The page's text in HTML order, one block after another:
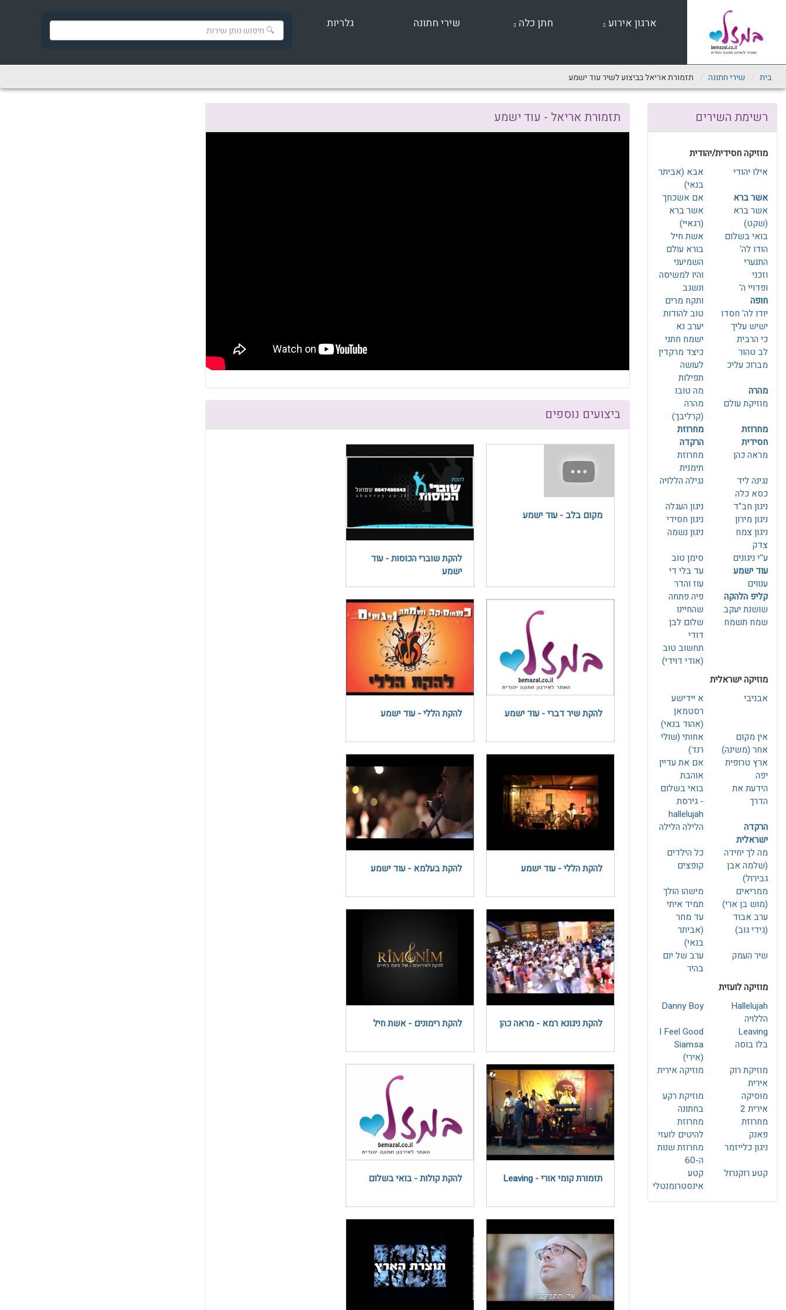
מַעֲרֶכֶת
בִּקְלִיק
הָאֲתָר.
לְחַץ
לְהַתְאָמַת
לְעִוְורִים
הַמִּשְׁתַּמְּשִׁים
בְּתוֹכְנַת
קוֹרֵא־מָסָךְ;
Control-
לִפְתִיחַת
תַּפְרִיט
נְגִישׁוּת.
ארגון אירוע חתן כלה שירי חתונה גלריות
בית שירי חתונה תזמורת אריאל בביצוע לשיר עוד ישמע
תזמורת אריאל - עוד ישמע
ביצועים נוספים
מקום בלב - עוד ישמע
להקת שוברי הכוסות - עוד
ישמע
להקת שיר דברי - עוד ישמע להקת הללי - עוד ישמע
להקת הללי - עוד ישמע להקת בעלמא - עוד ישמע
להקת ניגונא רמא - מראה כהן להקת רימונים - אשת חיל
תזמורת קומי אורי - Leaving להקת קולות - בואי בשלום
רשימת השירים
מוזיקה חסידית/יהודית
אבא (אביתר
בנאי)
אילו יהודי
אם אשכחך
אשר ברא
אשר ברא
(רגאיי)
אשר ברא
(שקט)
אשת חיל
בואי בשלום
בורא עולם
הודו לה'
השמיעני
התנערי
והיו למשיסה
וזכני
ונשגב
ופדויי ה'
ותקח מרים
חופה
טוב להודות
יודו לה' חסדו
יערב נא
ישיש עליך
ישמח חתני
כי הרבית
כיצד מרקדין
לב טהור
לעושה
תפילות
מברוכ עליכ
מה טובו
מהרה
מהרה
(קרליבך)
מוזיקת עולם
מחרוזת
הרקדה
מחרוזת
חסידית
מחרוזת
תימנית
מראה כהן
נגילה הללויה
נגינה ליד
כסא כלה
ניגון העגלה
ניגון חב"ד
ניגון חסידי
ניגון מירון
ניגון נשמה
ניגון צמח
צדק
סימן טוב
ע''י ניגונים
עד בלי די
עוד ישמע
עוז והדר
ענווים
פיה פתחה
קליפ הלהקה
שהחיינו
שושנת יעקב
שלום לבן
דודי
שמח תשמח
תחשוב טוב
(אודי דוידי)
מוזיקה ישראלית
א יידישע
(אהוד בנאי)
אבניבי
אחותי (שולי
רנד)
אין מקום
אחר (משינה)
אם את עדיין
אוהבת
ארץ טרופית
יפה
בואי בשלום
- גירסת
hallelujah
הידעת את
הדרך
הלילה הלילה
הרקדה
ישראלית
כל הילדים
קופצים
מה לך יחידה
(שלמה אבן
גבירול)
מישהו הולך
תמיד איתי
ממריאים
(מוש בן ארי)
עד מחר
(אביתר
בנאי)
ערב אבוד
(גידי גוב)
ערב של יום
בהיר
שיר העמק
מוזיקה לועזית
Danny Boy
Hallelujah
הללויה
I Feel Good
Leaving
Siamsa
(אירי)
בלו בוסה
מוזיקה אירית
מוזיקת רוק
אירית
מוזיקת רקע
בחתונה
מוסיקה
אירית 2
מחרוזת
להיטים לועזי
מחרוזת
פאנק
מחרוזת שנות
ה-60
ניגון כלייזמר
קטע
אינסטרומנטלי
קטע רוקנרול